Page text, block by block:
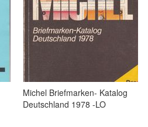
Michel Briefmarken- Katalog
Deutschland 1978 -LO